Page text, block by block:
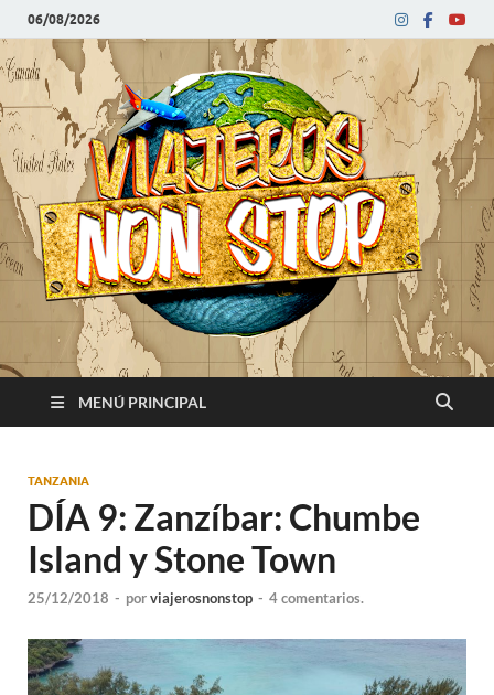
06/08/2026
Blog
de
viajes
MENÚ PRINCIPAL
TANZANIA
DÍA 9: Zanzíbar: Chumbe
Island y Stone Town
25/12/2018 - porviajerosnonstop - 4 comentarios.